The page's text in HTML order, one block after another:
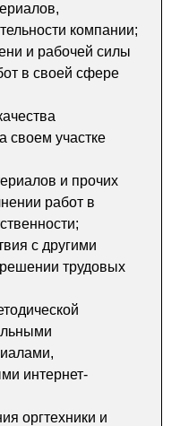
компании;
и рабочей силы
в своей сфере
своем участке
и прочих
работ в
с другими
трудовых
интернет-
оргтехники и